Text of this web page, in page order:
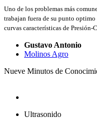
Uno de los problemas más
trabajan fuera de su punto
curvas características de Presión-
Gustavo Antonio
Molinos Agro
Nueve Minutos de
Ultrasonido